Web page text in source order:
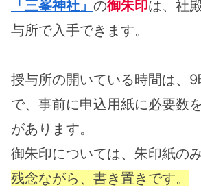
「三峯神社」 の御朱印は、社
与所で入手できます。
授与所の開いている時間は、
で、事前に申込用紙に必要数
があります。
御朱印については、朱印紙の
残念ながら、書き置きです。